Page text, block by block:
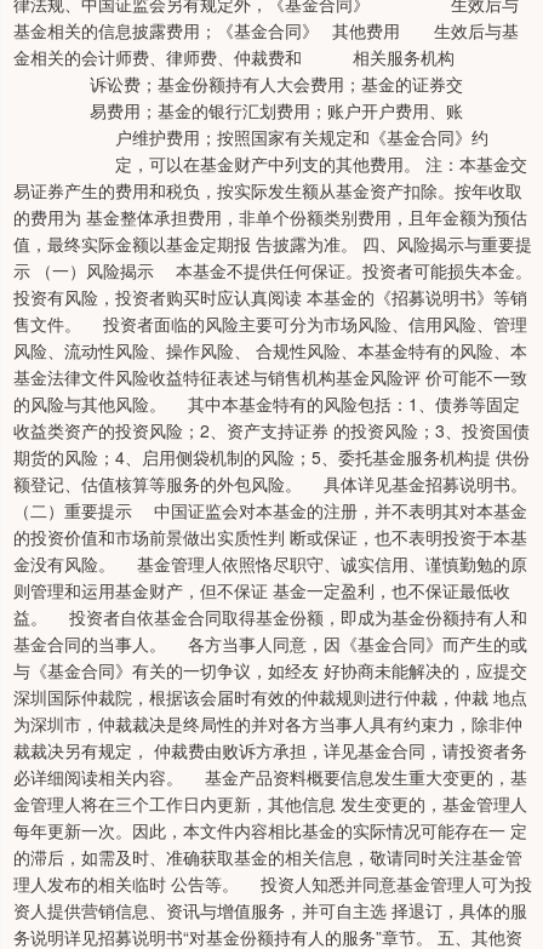
基金相关的信息披露费用；《基金合同》 其他费用 生效后与基
金相关的会计师费、律师费、仲裁费和 相关服务机构
诉讼费；基金份额持有人大会费用；基金的证券交
易费用；基金的银行汇划费用；账户开户费用、账
户维护费用；按照国家有关规定和《基金合同》约
定，可以在基金财产中列支的其他费用。 注：本基金交
易证券产生的费用和税负，按实际发生额从基金资产扣除。按年收取
的费用为 基金整体承担费用，非单个份额类别费用，且年金额为预估
值，最终实际金额以基金定期报 告披露为准。 四、风险揭示与重要提
示 （一）风险揭示 本基金不提供任何保证。投资者可能损失本金。
投资有风险，投资者购买时应认真阅读 本基金的《招募说明书》等销
售文件。 投资者面临的风险主要可分为市场风险、信用风险、管理
风险、流动性风险、操作风险、 合规性风险、本基金特有的风险、本
基金法律文件风险收益特征表述与销售机构基金风险评 价可能不一致
的风险与其他风险。 其中本基金特有的风险包括：1、债券等固定
收益类资产的投资风险；2、资产支持证券 的投资风险；3、投资国债
期货的风险；4、启用侧袋机制的风险；5、委托基金服务机构提 供份
额登记、估值核算等服务的外包风险。 具体详见基金招募说明书。
（二）重要提示 中国证监会对本基金的注册，并不表明其对本基金
的投资价值和市场前景做出实质性判 断或保证，也不表明投资于本基
金没有风险。 基金管理人依照恪尽职守、诚实信用、谨慎勤勉的原
则管理和运用基金财产，但不保证 基金一定盈利，也不保证最低收
益。 投资者自依基金合同取得基金份额，即成为基金份额持有人和
基金合同的当事人。 各方当事人同意，因《基金合同》而产生的或
与《基金合同》有关的一切争议，如经友 好协商未能解决的，应提交
深圳国际仲裁院，根据该会届时有效的仲裁规则进行仲裁，仲裁 地点
为深圳市，仲裁裁决是终局性的并对各方当事人具有约束力，除非仲
裁裁决另有规定， 仲裁费由败诉方承担，详见基金合同，请投资者务
必详细阅读相关内容。 基金产品资料概要信息发生重大变更的，基
金管理人将在三个工作日内更新，其他信息 发生变更的，基金管理人
每年更新一次。因此，本文件内容相比基金的实际情况可能存在一 定
的滞后，如需及时、准确获取基金的相关信息，敬请同时关注基金管
理人发布的相关临时 公告等。 投资人知悉并同意基金管理人可为投
资人提供营销信息、资讯与增值服务，并可自主选 择退订，具体的服
务说明详见招募说明书“对基金份额持有人的服务”章节。 五、其他资